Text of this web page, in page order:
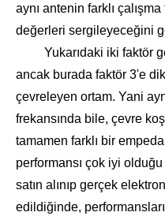
aynı antenin farklı
değerleri sergileyeceğini
Yukarıdaki iki faktör
ancak burada faktör 3'e
çevreleyen ortam. Yani
frekansında bile, çevre
tamamen farklı bir
performansı çok iyi
satın alınıp gerçek
edildiğinde,